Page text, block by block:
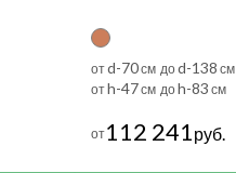
отd-70см доd-138 см
отh-47см доh-83 см
от112 241руб.